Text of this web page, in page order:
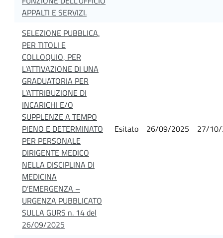
APPALTI E SERVIZI.
SELEZIONE PUBBLICA,
PER TITOLI E
COLLOQUIO, PER
L’ATTIVAZIONE DI UNA
GRADUATORIA PER
L’ATTRIBUZIONE DI
INCARICHI E/O
SUPPLENZE A TEMPO
PIENO E DETERMINATO
PER PERSONALE
DIRIGENTE MEDICO
NELLA DISCIPLINA DI
MEDICINA
D’EMERGENZA –
URGENZA PUBBLICATO
SULLA GURS n. 14 del
26/09/2025
Esitato 26/09/2025 27/